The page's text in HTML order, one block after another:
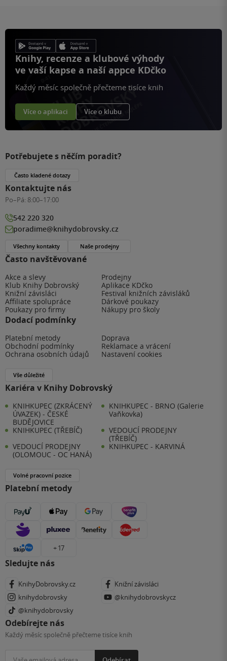
Knihy, recenze a klubové výhody
ve vaší kapse a naší appce KDčko
Každý měsíc společně přečteme tisíce knih
Více o aplikaci Více o klubu
Často navštěvované
Akce a slevy
Prodejny
Klub Knihy Dobrovský
Aplikace KDčko
Knižní závisláci
Festival knižních závisláků
Affiliate spolupráce
Dárkové poukazy
Poukazy pro firmy
Nákupy pro školy
Dodací podmínky
Platební metody
Doprava
Obchodní podmínky
Reklamace a vrácení
Ochrana osobních údajů
Nastavení cookies
Vše důležité
Kariéra v Knihy Dobrovský
KNIHKUPEC (ZKRÁCENÝ
ÚVAZEK) - ČESKÉ
BUDĚJOVICE
KNIHKUPEC - BRNO (Galerie
Vaňkovka)
KNIHKUPEC (TŘEBÍČ)
VEDOUCÍ PRODEJNY
(TŘEBÍČ)
VEDOUCÍ PRODEJNY
(OLOMOUC - OC HANÁ)
KNIHKUPEC - KARVINÁ
Volné pracovní pozice
Platební metody
+ 17
Sledujte nás
KnihyDobrovsky.cz
Knižní závisláci
knihydobrovsky
@knihydobrovskycz
@knihydobrovsky
Odebírejte nás
Každý měsíc společně přečteme tisíce knih
Potřebujete s něčím poradit?
Často kladené dotazy
Kontaktujte nás
Po–Pá: 8:00–17:00
542 220 320
poradime@knihydobrovsky.cz
Všechny kontakty Naše prodejny